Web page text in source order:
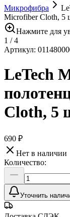
Микрофибра
Microfiber Cloth, 5
Нажмите для
1 /4
Артикул:
LeTech
Cloth, 5
690 ₽
Нет в наличии
Количество:
Уточнить